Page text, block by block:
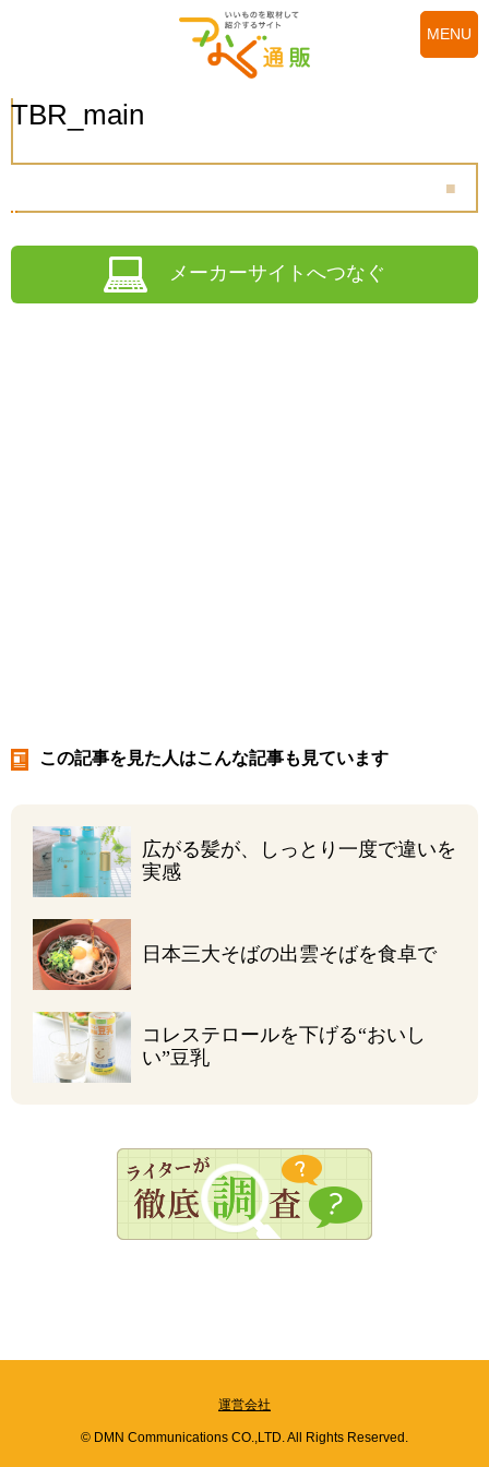
MENU
TBR_main
メーカーサイトへつなぐ
この記事を見た人はこんな記事も見ています
広がる髪が、しっとり 一度で違いを
実感
日本三大そばの出雲そばを食卓で
コレステロールを下げる“おいし
い”豆乳
運営会社
© DMN Communications CO.,LTD. All Rights Reserved.